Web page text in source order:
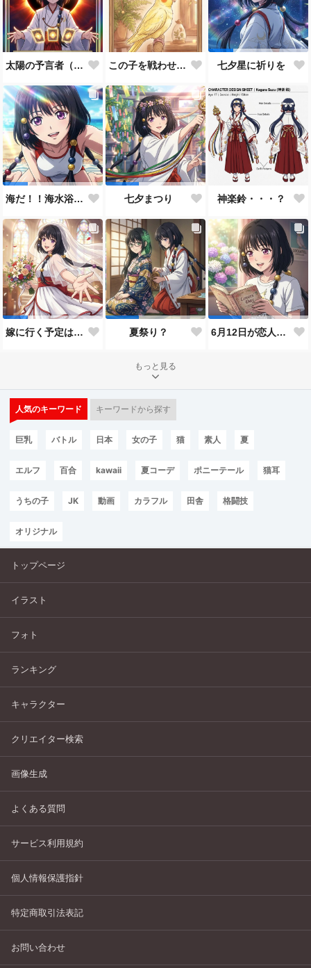
太陽の予言者（プロンプト使い方あってるんだろうか？） この子を戦わせるなんて出来ません！！ 七夕星に祈りを
海だ！！海水浴だ！！ 七夕まつり 神楽鈴・・・？
嫁に行く予定は無いのだけれど！ 夏祭り？ 6月12日が恋人の日と言うので…
もっと見る
人気のキーワード キーワードから探す
巨乳 バトル 日本 女の子 猫 素人 夏
エルフ 百合 kawaii 夏コーデ ポニーテール 猫耳
うちの子 JK 動画 カラフル 田舎 格闘技
オリジナル
トップページ
イラスト
フォト
ランキング
キャラクター
クリエイター検索
画像生成
よくある質問
サービス利用規約
個人情報保護指針
特定商取引法表記
お問い合わせ